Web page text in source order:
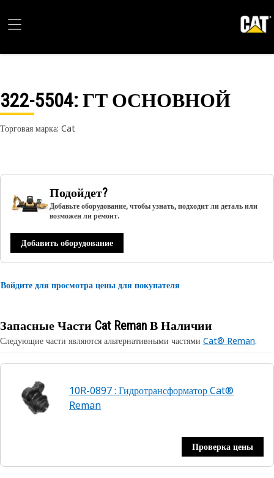
322-5504: ГТ ОСНОВНОЙ
Торговая марка: Cat
Подойдет?
Добавьте оборудование, чтобы узнать, подходит ли деталь или
возможен ли ремонт.
Добавить оборудование
Войдите для просмотра цены для покупателя
Запасные Части Cat Reman В Наличии
Следующие части являются альтернативными частями Cat® Reman.
10R-0897 : Гидротрансформатор Cat®
Reman
Проверка цены